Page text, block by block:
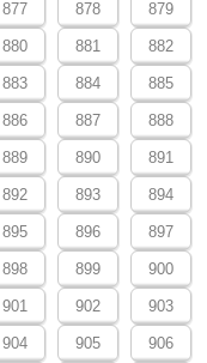
877 878 879
880 881 882
883 884 885
886 887 888
889 890 891
892 893 894
895 896 897
898 899 900
901 902 903
904 905 906